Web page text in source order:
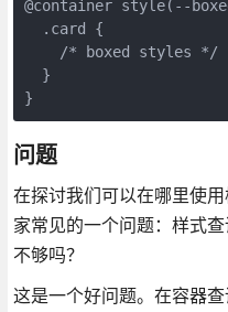
@container style(--
  .card {
    /* boxed styles */
  }
}
问题
在探讨我们可以在哪里使
家常见的一个问题：样式
不够吗？
这是一个好问题。在容器